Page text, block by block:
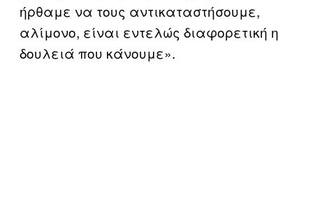
ήρθαμε να τους αντικαταστήσουμε,
αλίμονο, είναι εντελώς διαφορετική η
δουλειά που κάνουμε».